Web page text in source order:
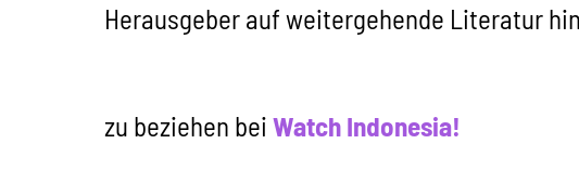
Herausgeber auf weitergehende Literatur
zu beziehen bei Watch Indonesia!